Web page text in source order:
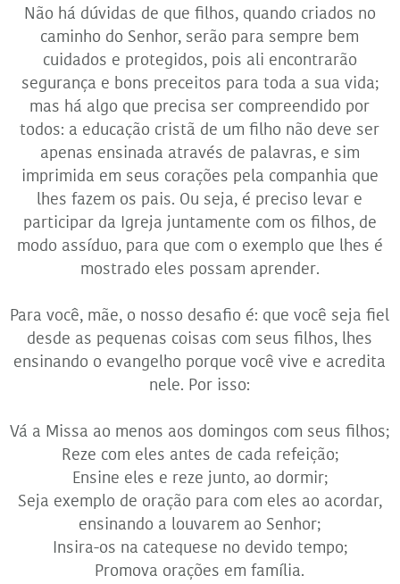
Não há dúvidas de que filhos, quando criados no
caminho do Senhor, serão para sempre bem
cuidados e protegidos, pois ali encontrarão
segurança e bons preceitos para toda a sua vida;
mas há algo que precisa ser compreendido por
todos: a educação cristã de um filho não deve ser
apenas ensinada através de palavras, e sim
imprimida em seus corações pela companhia que
lhes fazem os pais. Ou seja, é preciso levar e
participar da Igreja juntamente com os filhos, de
modo assíduo, para que com o exemplo que lhes é
mostrado eles possam aprender.
Para você, mãe, o nosso desafio é: que você seja fiel
desde as pequenas coisas com seus filhos, lhes
ensinando o evangelho porque você vive e acredita
nele. Por isso:
Vá a Missa ao menos aos domingos com seus filhos;
Reze com eles antes de cada refeição;
Ensine eles e reze junto, ao dormir;
Seja exemplo de oração para com eles ao acordar,
ensinando a louvarem ao Senhor;
Insira-os na catequese no devido tempo;
Promova orações em família.